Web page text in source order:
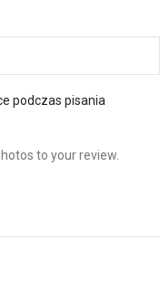
podczas pisania
to your review.